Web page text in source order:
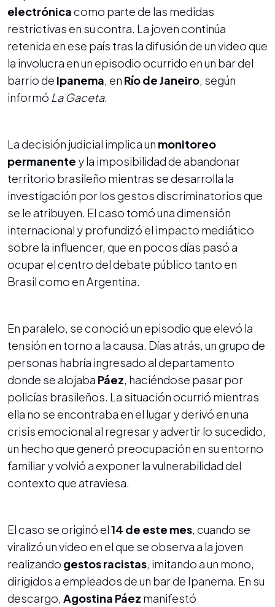
electrónicacomo parte de las medidas
restrictivas en su contra. La joven continúa
retenida en ese país tras la difusión de un video que
la involucra en un episodio ocurrido en un bar del
barrio de Ipanema, en Río de Janeiro, según
informó La Gaceta.
La decisión judicial implica un monitoreo
permanente y la imposibilidad de abandonar
territorio brasileño mientras se desarrolla la
investigación por los gestos discriminatorios que
se le atribuyen. El caso tomó una dimensión
internacional y profundizó el impacto mediático
sobre la influencer, que en pocos días pasó a
ocupar el centro del debate público tanto en
Brasil como en Argentina.
En paralelo, se conoció un episodio que elevó la
tensión en torno a la causa. Días atrás, un grupo de
personas habría ingresado al departamento
donde se alojaba Páez, haciéndose pasar por
policías brasileños. La situación ocurrió mientras
ella no se encontraba en el lugar y derivó en una
crisis emocional al regresar y advertir lo sucedido,
un hecho que generó preocupación en su entorno
familiar y volvió a exponer la vulnerabilidad del
contexto que atraviesa.
El caso se originó el14 de este mes, cuando se
viralizó un video en el que se observa a la joven
realizando gestos racistas, imitando a un mono,
dirigidos a empleados de un bar de Ipanema. En su
descargo, Agostina Páez manifestó